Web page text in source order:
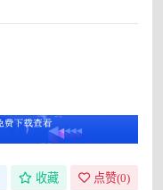
收藏 点赞(0)